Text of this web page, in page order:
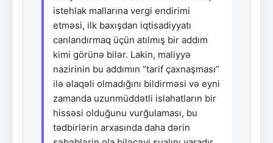
istehlak mallarına vergi endirimi
etməsi, ilk baxışdan iqtisadiyyatı
canlandırmaq üçün atılmış bir addım
kimi görünə bilər. Lakin, maliyyə
nazirinin bu addımın “tarif çaxnaşması”
ilə əlaqəli olmadığını bildirməsi və eyni
zamanda uzunmüddətli islahatların bir
hissəsi olduğunu vurğulaması, bu
tədbirlərin arxasında daha dərin